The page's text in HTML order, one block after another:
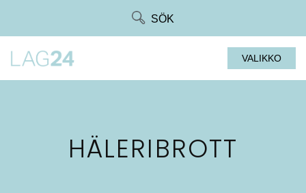
SÖK
VALIKKO
HÄLERIBROTT